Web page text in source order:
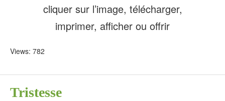
cliquer sur l’image, télécharger,
imprimer, afficher ou offrir
Views: 782
Tristesse